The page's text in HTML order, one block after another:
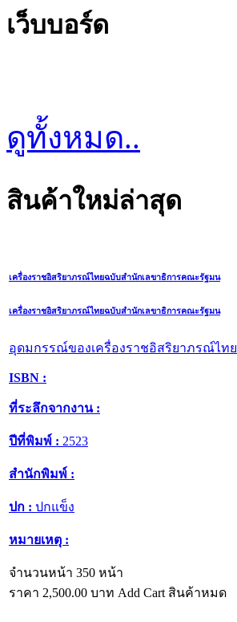
เว็บบอร์ด
ดูทั้งหมด..
สินค้าใหม่ล่าสุด
เครื่องราชอิสริยาภรณ์ไทยฉบับสำนักเลขาธิการคณะรัฐมน
เครื่องราชอิสริยาภรณ์ไทยฉบับสำนักเลขาธิการคณะรัฐมน
อุดมกรรณ์ของเครื่องราชอิสริยาภรณ์ไทย
ISBN :
ที่ระลึกจากงาน :
ปีที่พิมพ์ : 2523
สำนักพิมพ์ :
ปก : ปกแข็ง
หมายเหตุ :
จำนวนหน้า 350 หน้า
ราคา 2,500.00 บาท Add Cart สินค้าหมด